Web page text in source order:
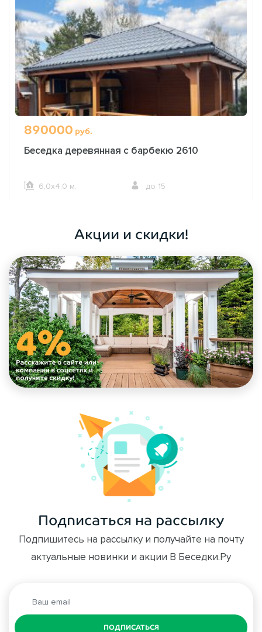
890000 руб.
Беседка деревянная с барбекю 2610
6,0х4,0 м. до 15
Акции и скидки!
Подписаться на рассылку
Подпишитесь на рассылку и получайте на почту
актуальные новинки и акции В Беседки.Ру
ПОДПИСАТЬСЯ